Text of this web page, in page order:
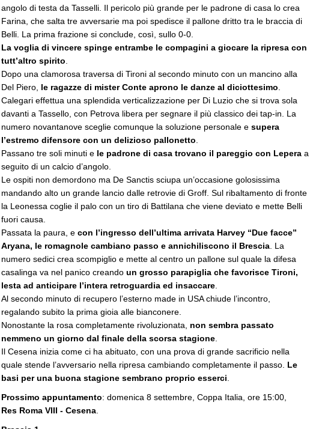
angolo di testa da Tasselli. Il pericolo più grande per le padrone di casa lo crea
Farina, che salta tre avversarie ma poi spedisce il pallone dritto tra le braccia di
Belli. La prima frazione si conclude, così, sullo 0-0.
La voglia di vincere spinge entrambe le compagini a giocare la ripresa con
tutt’altro spirito
Dopo una clamorosa traversa di Tironi al secondo minuto con un mancino alla
Del Piero, le ragazze di mister Conte aprono le danze al diciottesimo
Calegari effettua una splendida verticalizzazione per Di Luzio che si trova sola
davanti a Tassello, con Petrova libera per segnare il più classico dei tap-in. La
numero novantanove sceglie comunque la soluzione personale e supera
l’estremo difensore con un delizioso pallonetto
Passano tre soli minuti e le padrone di casa trovano il pareggio con Lepera a
seguito di un calcio d’angolo.
Le ospiti non demordono ma De Sanctis sciupa un’occasione golosissima
mandando alto un grande lancio dalle retrovie di Groff. Sul ribaltamento di fronte
la Leonessa coglie il palo con un tiro di Battilana che viene deviato e mette Belli
fuori causa.
Passata la paura, e con l’ingresso dell’ultima arrivata Harvey “Due facce”
Aryana, le romagnole cambiano passo e annichiliscono il Brescia . La
numero sedici crea scompiglio e mette al centro un pallone sul quale la difesa
casalinga va nel panico creando un grosso parapiglia che favorisce Tironi,
lesta ad anticipare l’intera retroguardia ed insaccare
Al secondo minuto di recupero l’esterno made in USA chiude l’incontro,
regalando subito la prima gioia alle bianconere.
Nonostante la rosa completamente rivoluzionata, non sembra passato
nemmeno un giorno dal finale della scorsa stagione
Il Cesena inizia come ci ha abituato, con una prova di grande sacrificio nella
quale stende l’avversario nella ripresa cambiando completamente il passo. Le
basi per una buona stagione sembrano proprio esserci
Prossimo appuntamento: domenica 8 settembre, Coppa Italia, ore 15:00,
Res Roma VIII - Cesena